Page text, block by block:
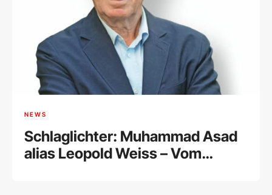
NEWS
Schlaglichter: Muhammad Asad
alias Leopold Weiss – Vom